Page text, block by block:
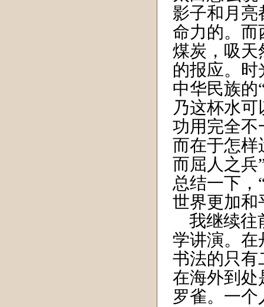
影子和月亮
命力的。而
煤炭，吸天
的报应。
中华民族的
乃这杯水
功用完全不
而在于怎样
而屈人之兵
总结一下，
世界更加和
我继续往
学讲演。在
书法的只有
在海外到处
罗雀。一